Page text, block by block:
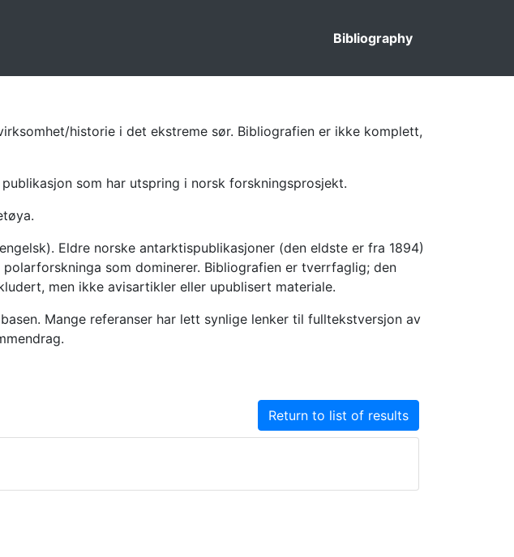
Bibliography
historie i det ekstreme sør. Bibliografien er ikke komplett,
som har utspring i norsk forskningsprosjekt.
Eldre norske antarktispublikasjoner (den eldste er fra 1894)
som dominerer. Bibliografien er tverrfaglig; den
men ikke avisartikler eller upublisert materiale.
Mange referanser har lett synlige lenker til fulltekstversjon av
Return to list of results